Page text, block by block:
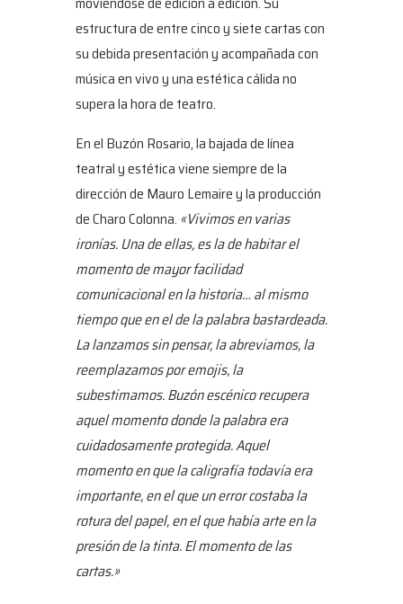
estructura de entre cinco y siete cartas con
su debida presentación y acompañada con
música en vivo y una estética cálida no
supera la hora de teatro.
En el Buzón Rosario, la bajada de línea
teatral y estética viene siempre de la
dirección de Mauro Lemaire y la producción
de Charo Colonna. «Vivimos en varias
ironías. Una de ellas, es la de habitar el
momento de mayor facilidad
comunicacional en la historia… al mismo
tiempo que en el de la palabra bastardeada.
La lanzamos sin pensar, la abreviamos, la
reemplazamos por emojis, la
subestimamos. Buzón escénico recupera
aquel momento donde la palabra era
cuidadosamente protegida. Aquel
momento en que la caligrafía todavía era
importante, en el que un error costaba la
rotura del papel, en el que había arte en la
presión de la tinta. El momento de las
cartas.»